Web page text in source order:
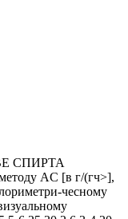
СПИРТА
AC [в г/(гч>],
чесному